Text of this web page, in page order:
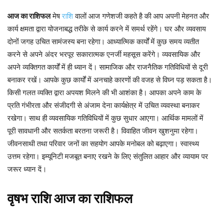
आज का राशिफलमेषराशिवालों आज गणेशजी कहते है की आप अपनी मेहनत और
कार्य क्षमता द्वारा योजनाबद्ध तरीके से कार्य करने में समर्थ रहेंगे। घर और व्यवसाय
दोनों जगह उचित सामंजस्य बना रहेगा। आध्यात्मिक कार्यों में कुछ समय व्यतीत
करने से अपने अंदर भरपूर सकारात्मक एनर्जी महसूस करेंगे। व्यवसायिक और
अपने व्यक्तिगत कार्यों में ही ध्यान दें। सामाजिक और राजनैतिक गतिविधियों से दूरी
बनाकर रखें। आपके कुछ कार्यों में अनचाहे कारणों की वजह से विघ्न पड़ सकता है।
किसी गलत व्यक्ति द्वारा अपयश मिलने की भी आशंका है। आपका अपने काम के
प्रति गंभीरता और संजीदगी से अंजाम देना कार्यक्षेत्र में उचित व्यवस्था बनाकर
रखेगा। साथ ही व्यवसायिक गतिविधियों में कुछ सुधार आएगा। आर्थिक मामलों में
पूरी सावधानी और सतर्कता बरतना जरूरी है। विवाहित जीवन खुशनुमा रहेगा।
जीवनसाथी तथा परिवार जनों का सहयोग आपके मनोबल को बढ़ाएगा। स्वास्थ्य
उत्तम रहेगा। इम्यूनिटी मजबूत बनाए रखने के लिए संतुलित आहार और व्यायाम पर
जरूर ध्यान दें।
वृषभराशिआजकाराशिफल